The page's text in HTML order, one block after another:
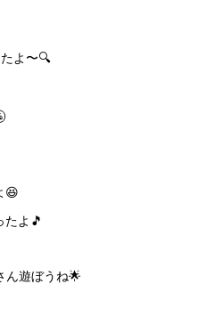
よ〜🔍
😆
たよ🎵
ん遊ぼうね🌟